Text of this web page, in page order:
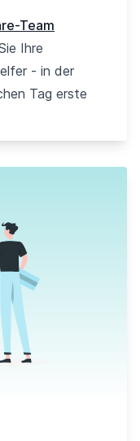
Team
Ihre
- in der
Tag erste